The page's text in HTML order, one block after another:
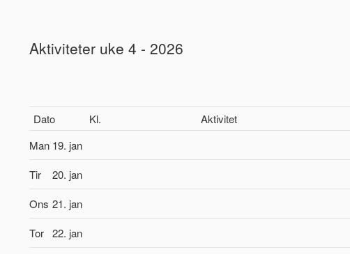
Aktiviteter uke 4 - 2026
Dato Kl. Aktivitet
Man 19. jan
Tir
20. jan
Ons 21. jan
Tor 22. jan